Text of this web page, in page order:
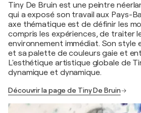
Tiny De Bruin est une peintre
qui a exposé son travail aux Pays-
axe thématique est de définir les
compris les expériences, de traiter
environnement immédiat. Son
et sa palette de couleurs gaie et
L'esthétique artistique globale de
dynamique et dynamique.
Découvrir la page de Tiny De Bruin